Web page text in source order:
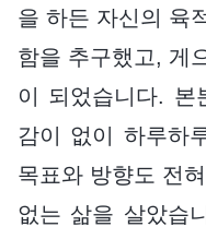
을 하든 자신의 육
함을 추구했고, 게
이 되었습니다. 본
감이 없이 하루하
목표와 방향도 전
없는 삶을 살았습